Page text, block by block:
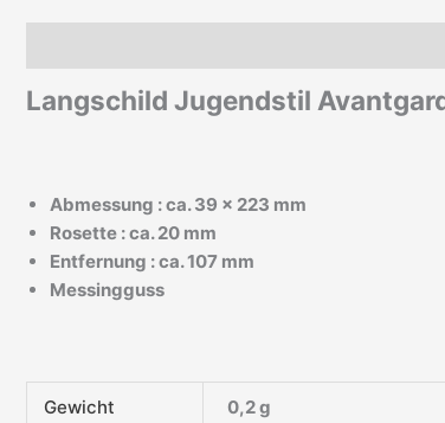
Langschild Jugendstil
Abmessung : ca. 39 x 223 mm
Rosette : ca. 20 mm
Entfernung : ca. 107 mm
Messingguss
Gewicht 0,2 g